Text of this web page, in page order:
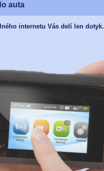
auta
internetu Vás delí len dotyk.